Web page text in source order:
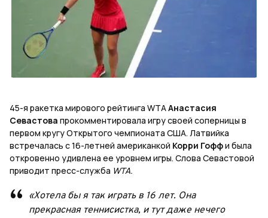
45-я ракетка мирового рейтинга WTAАнастасия
Севастова прокомментировала игру своей соперницы в
первом кругу Открытого чемпионата США. Латвийка
встречалась с 16-летней американкой Корри Гоффи была
откровенно удивлена ее уровнем игры. Слова Севастовой
приводит пресс-служба WTA.
«Хотела бы я так играть в 16 лет. Она
прекрасная теннисистка, и тут даже нечего